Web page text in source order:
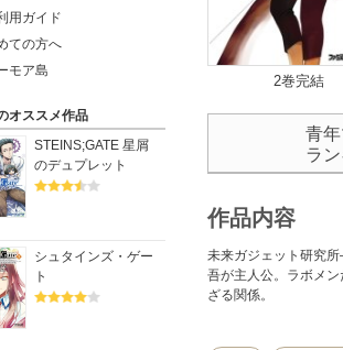
用ガイド
ての方へ
モア島
オススメ作品
STEINS;GATE 星屑
のデュプレット
シュタインズ・ゲー
ト
2巻完結
青
ラ
作品内容
未来ガジェット研究
吾が主人公。ラボメ
ざる関係。